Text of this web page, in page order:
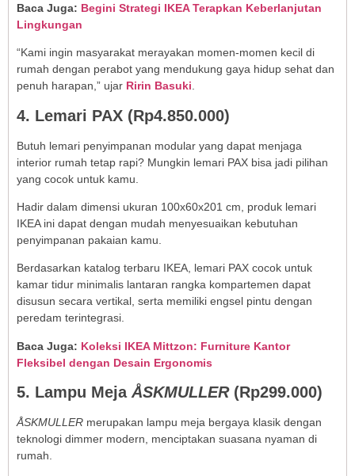
Baca Juga: Begini Strategi IKEA Terapkan Keberlanjutan
Lingkungan
“Kami ingin masyarakat merayakan momen-momen kecil di
rumah dengan perabot yang mendukung gaya hidup sehat dan
penuh harapan,” ujar Ririn Basuki.
4. Lemari PAX (Rp4.850.000)
Butuh lemari penyimpanan modular yang dapat menjaga
interior rumah tetap rapi? Mungkin lemari PAX bisa jadi pilihan
yang cocok untuk kamu.
Hadir dalam dimensi ukuran 100x60x201 cm, produk lemari
IKEA ini dapat dengan mudah menyesuaikan kebutuhan
penyimpanan pakaian kamu.
Berdasarkan katalog terbaru IKEA, lemari PAX cocok untuk
kamar tidur minimalis lantaran rangka kompartemen dapat
disusun secara vertikal, serta memiliki engsel pintu dengan
peredam terintegrasi.
Baca Juga: Koleksi IKEA Mittzon: Furniture Kantor
Fleksibel dengan Desain Ergonomis
5. Lampu Meja ÅSKMULLER(Rp299.000)
ÅSKMULLER merupakan lampu meja bergaya klasik dengan
teknologi dimmer modern, menciptakan suasana nyaman di
rumah.